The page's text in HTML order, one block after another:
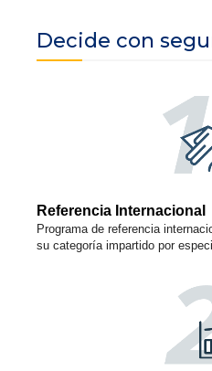
Decide con
Referencia Internacional
Programa de referencia
su categoría impartido por